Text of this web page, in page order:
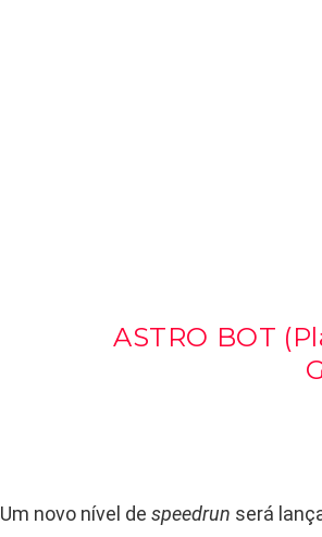
ASTRO BOT
Um novo nível de speedrun será